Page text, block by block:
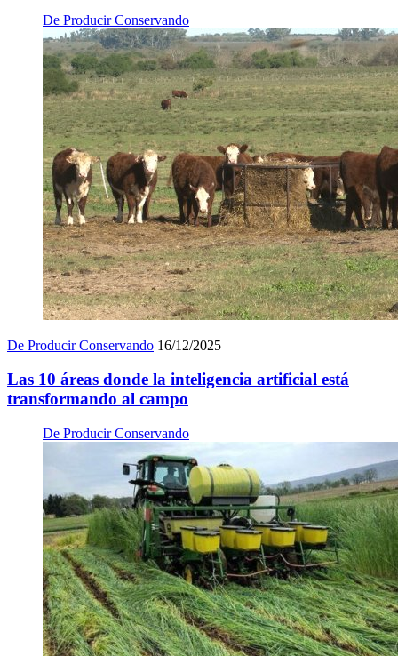
De Producir Conservando
De Producir Conservando 16/12/2025
Las 10 áreas donde la inteligencia artificial está
transformando al campo
De Producir Conservando